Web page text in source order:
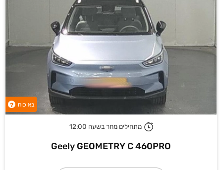
בא כוח ?
מתחילים מחר בשעה 12:00
Geely GEOMETRY C 460PRO